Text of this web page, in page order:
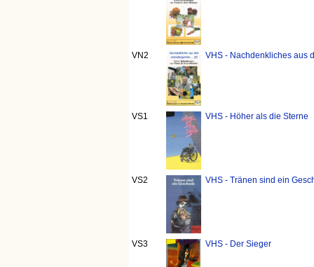
VN2 VHS - Nachdenkliches aus
VS1 VHS - Höher als die Sterne
VS2 VHS - Tränen sind ein
VS3 VHS - Der Sieger